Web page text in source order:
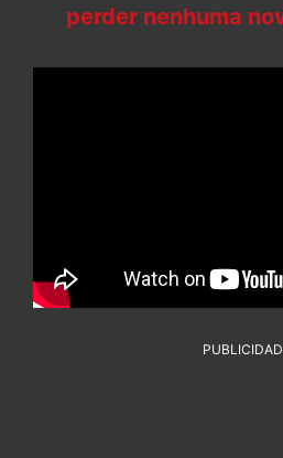
perder nenhuma